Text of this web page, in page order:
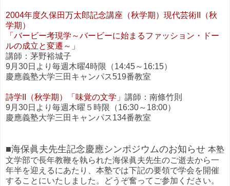
2004年度久保田万太郎記念講座（秋学期） 現代芸術II（秋
学期）
「バービー考現学～バービーに始まるファッション・ドー
ルの成立と変遷～」
講師：茅野裕城子
9月30日より毎週木曜4時限（14:45～16:15）
慶應義塾大学三田キャンパス519番教室
詩学II（秋学期）「味覚の文学」 講師：南條竹則
9月30日より毎週木曜５時限（16:30～18:00）
慶應義塾大学三田キャンパス134番教室
■海保眞夫先生記念慶應シンポジウムのお知らせ 本塾
文学部で長年教鞭を執られた海保眞夫先生のご逝去から一
年半を迎えるにあたり、本塾では下記の要領で学会を開催
することにいたしました。どうぞ奮ってご参加ください。